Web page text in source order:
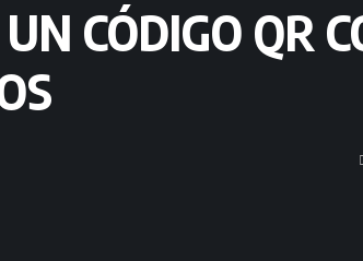
CÓDIGO QR